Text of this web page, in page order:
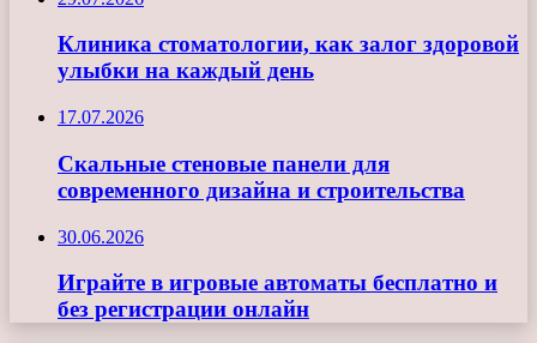
Клиника стоматологии, как залог здоровой
улыбки на каждый день
17.07.2026
Скальные стеновые панели для
современного дизайна и строительства
30.06.2026
Играйте в игровые автоматы бесплатно и
без регистрации онлайн